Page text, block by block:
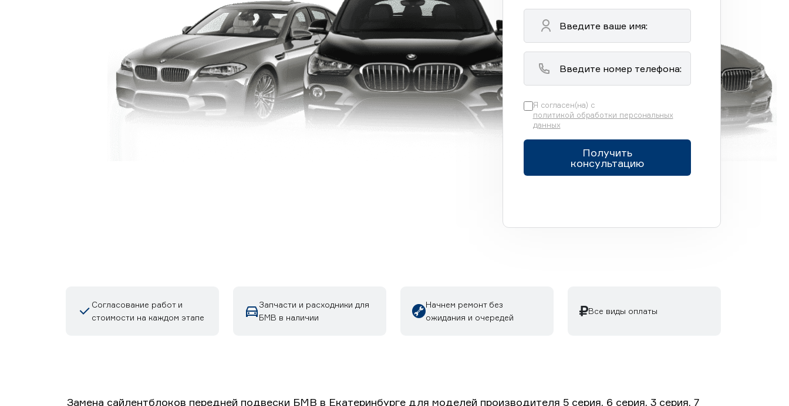
Я согласен(на) с
политикой обработки персональных
данных
Получить
консультацию
Согласование работ и
стоимости на каждом этапе
Запчасти и расходники для
БМВ в наличии
Начнем ремонт без
ожидания и очередей
Все виды оплаты
Замена сайлентблоков передней подвески БМВ в Екатеринбурге для моделей производителя 5 серия, 6 серия, 3 серия, 7